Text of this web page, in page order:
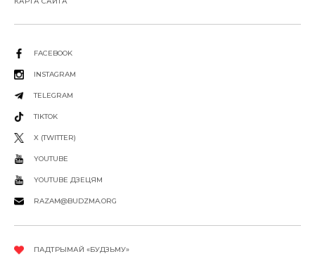
FACEBOOK
INSTAGRAM
TELEGRAM
TIKTOK
X (TWITTER)
YOUTUBE
YOUTUBE ДЗЕЦЯМ
RAZAM@BUDZMA.ORG
ПАДТРЫМАЙ «БУДЗЬМУ»